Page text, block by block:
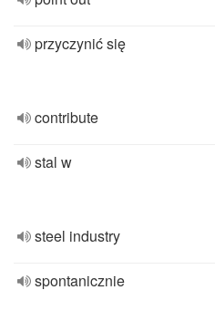
przyczynić się
contribute
stal w
steel industry
spontanicznie